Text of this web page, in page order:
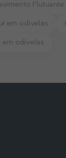
em odivelas
em odivelas